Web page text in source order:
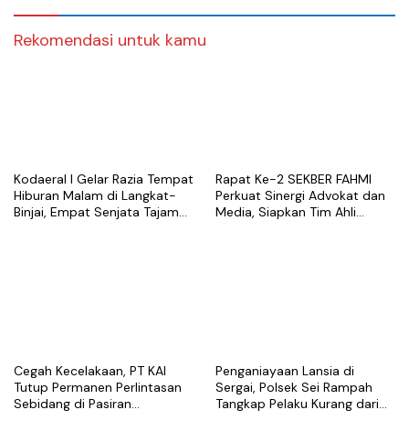
Rekomendasi untuk kamu
Kodaeral I Gelar Razia Tempat
Hiburan Malam di Langkat-
Binjai, Empat Senjata Tajam
Rapat Ke-2 SEKBER FAHMI
Perkuat Sinergi Advokat dan
Media, Siapkan Tim Ahli
Cegah Kecelakaan, PT KAI
Tutup Permanen Perlintasan
Sebidang di Pasiran
Penganiayaan Lansia di
Sergai, Polsek Sei Rampah
Tangkap Pelaku Kurang dari